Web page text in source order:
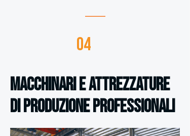
04
Macchinari e attrezzature
di produzione professionali